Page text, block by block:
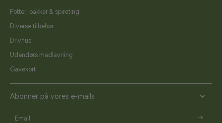
Potter, bakker & spireting
Diverse tilbehør
Drivhus
Udendørs madlavning
Gavekort
Abonner på vores e-mails
Email